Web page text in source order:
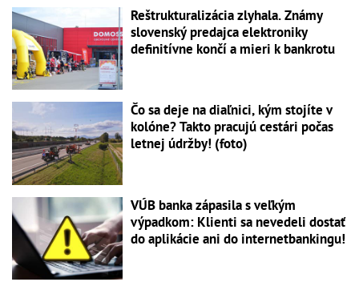
Reštrukturalizácia zlyhala. Známy
slovenský predajca elektroniky
definitívne končí a mieri k bankrotu
Čo sa deje na diaľnici, kým stojíte v
kolóne? Takto pracujú cestári počas
letnej údržby! (foto)
VÚB banka zápasila s veľkým
výpadkom: Klienti sa nevedeli dostať
do aplikácie ani do internetbankingu!